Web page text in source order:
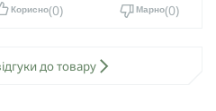
Корисно 0 Марно 0
до товару